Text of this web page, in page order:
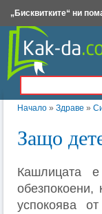
Начало » Здраве »
Защо
Кашлицата
успокоява
Insert.bg Framar.bg
„Бисквитките“ ни